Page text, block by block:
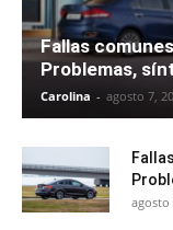
Fallas
Problemas,
Carolina - agosto 7,
agosto